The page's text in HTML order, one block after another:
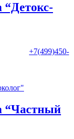
“Детокс-
+7(499)450-
“Частный